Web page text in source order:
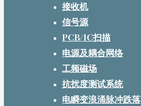
接收机
信号源
PCB/IC扫描
电源及耦合网络
工频磁场
抗扰度测试系统
电瞬变浪涌脉冲跌落